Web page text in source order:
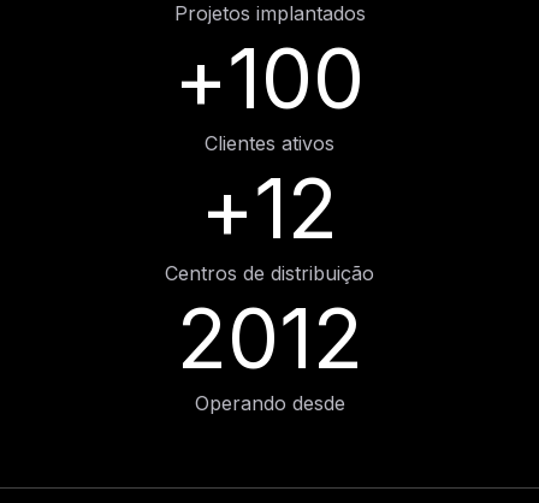
Projetos implantados
Clientes ativos
+100
Centros de distribuição
+12
Operando desde
2012